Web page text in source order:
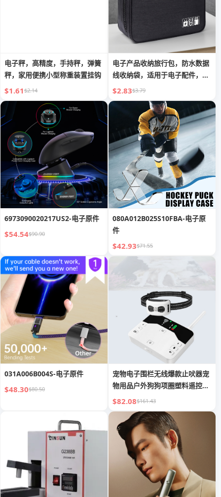
电子秤，高精度，手持秤，弹簧
秤，家用便携小型称重装置挂钩
$1.61$2.14
电子产品收纳旅行包，防水数据
线收纳袋，适用于电子配件，多
层大号防震数据线收纳包，适用
于线缆、充电宝、平板电脑
$2.83$3.79
6973090020217US2-电子原件
$54.54$90.90
080A012B025S10FBA-电子原
件
$42.93$71.55
031A006B004S-电子原件
$48.30$80.50
宠物电子围栏无线爆款止吠器宠
物用品户外狗狗项圈塑料遥控训
狗器
$82.08$161.43